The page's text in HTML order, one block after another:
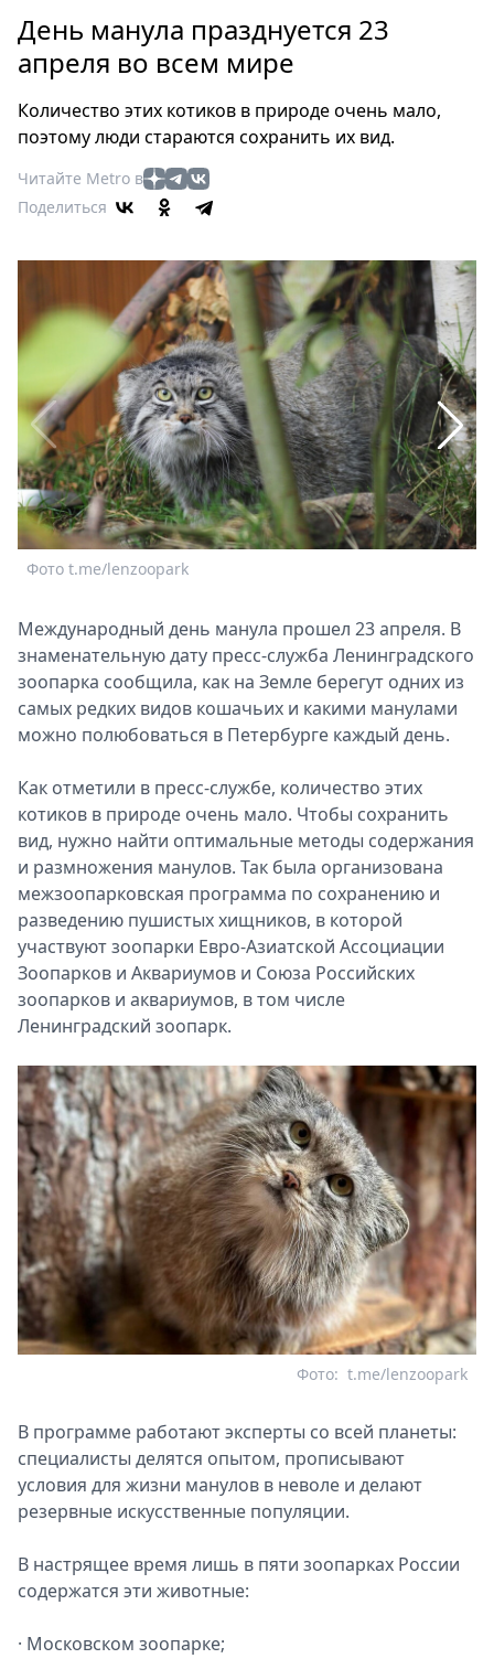
Россия
Мир
Еда
Туризм
Мода
Театр
Афиша
Книги
Выставки
Пресс-
релизы
О
Metro
Стримы
Спецпроекты
Звезды
Выборы
Скачай
Metro
День манула празднуется 23
апреля во всем мире
Количество этих котиков в природе очень мало,
поэтому люди стараются сохранить их вид.
Читайте Metro в
Поделиться
Фото t.me/lenzoopark
Международный день манула прошел 23 апреля. В
знаменательную дату пресс-служба Ленинградского
зоопарка сообщила, как на Земле берегут одних из
самых редких видов кошачьих и какими манулами
можно полюбоваться в Петербурге каждый день.
Как отметили в пресс-службе, количество этих
котиков в природе очень мало. Чтобы сохранить
вид, нужно найти оптимальные методы содержания
и размножения манулов. Так была организована
межзоопарковская программа по сохранению и
разведению пушистых хищников, в которой
участвуют зоопарки Евро-Азиатской Ассоциации
Зоопарков и Аквариумов и Союза Российских
зоопарков и аквариумов, в том числе
Ленинградский зоопарк.
t.me/lenzoopark
Фото:
В программе работают эксперты со всей планеты:
специалисты делятся опытом, прописывают
условия для жизни манулов в неволе и делают
резервные искусственные популяции.
В настрящее время лишь в пяти зоопарках России
содержатся эти животные:
· Московском зоопарке;